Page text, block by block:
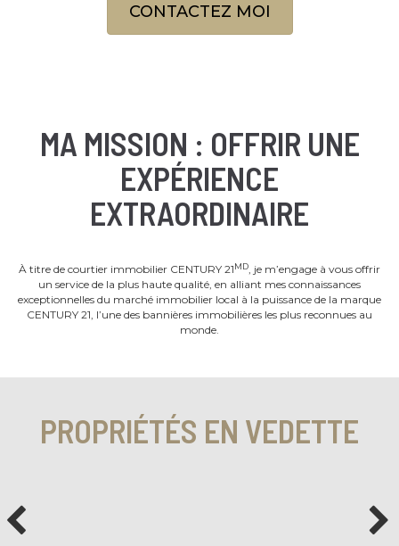
CONTACTEZ MOI
MA MISSION : OFFRIR UNE
EXPÉRIENCE
EXTRAORDINAIRE
À titre de courtier immobilier CENTURY 21MD, je m’engage à vous offrir
un service de la plus haute qualité, en alliant mes connaissances
exceptionnelles du marché immobilier local à la puissance de la marque
CENTURY 21, l’une des bannières immobilières les plus reconnues au
monde.
PROPRIÉTÉS EN VEDETTE